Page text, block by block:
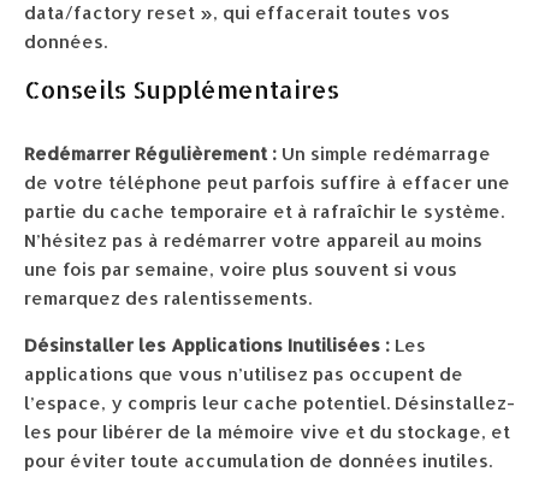
data/factory reset », qui effacerait toutes vos
données.
Conseils Supplémentaires
Redémarrer Régulièrement : Un simple redémarrage
de votre téléphone peut parfois suffire à effacer une
partie du cache temporaire et à rafraîchir le système.
N’hésitez pas à redémarrer votre appareil au moins
une fois par semaine, voire plus souvent si vous
remarquez des ralentissements.
Désinstaller les Applications Inutilisées : Les
applications que vous n’utilisez pas occupent de
l’espace, y compris leur cache potentiel. Désinstallez-
les pour libérer de la mémoire vive et du stockage, et
pour éviter toute accumulation de données inutiles.